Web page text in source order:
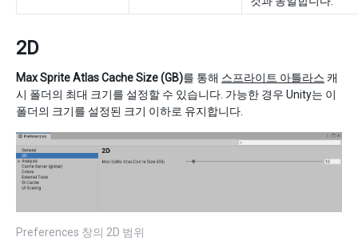
2D
Max Sprite Atlas Cache Size (GB)를 통해 스프라이트 아틀라스 캐
시 폴더의 최대 크기를 설정할 수 있습니다. 가능한 경우 Unity는 이
폴더의 크기를 설정된 크기 이하로 유지합니다.
Preferences 창의 2D 범위